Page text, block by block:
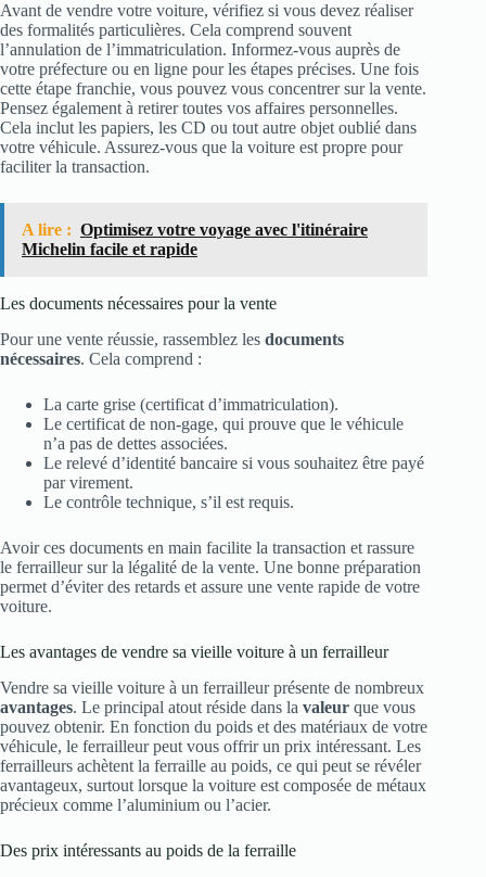
Avant de vendre votre voiture, vérifiez si vous devez réaliser
des formalités particulières. Cela comprend souvent
l’annulation de l’immatriculation. Informez-vous auprès de
votre préfecture ou en ligne pour les étapes précises. Une fois
cette étape franchie, vous pouvez vous concentrer sur la vente.
Pensez également à retirer toutes vos affaires personnelles.
Cela inclut les papiers, les CD ou tout autre objet oublié dans
votre véhicule. Assurez-vous que la voiture est propre pour
faciliter la transaction.
A lire : Optimisez votre voyage avec l'itinéraire
Michelin facile et rapide
Les documents nécessaires pour la vente
Pour une vente réussie, rassemblez les documents
nécessaires. Cela comprend :
La carte grise (certificat d’immatriculation).
Le certificat de non-gage, qui prouve que le véhicule
n’a pas de dettes associées.
Le relevé d’identité bancaire si vous souhaitez être payé
par virement.
Le contrôle technique, s’il est requis.
Avoir ces documents en main facilite la transaction et rassure
le ferrailleur sur la légalité de la vente. Une bonne préparation
permet d’éviter des retards et assure une vente rapide de votre
voiture.
Les avantages de vendre sa vieille voiture à un ferrailleur
Vendre sa vieille voiture à un ferrailleur présente de nombreux
avantages. Le principal atout réside dans la valeur que vous
pouvez obtenir. En fonction du poids et des matériaux de votre
véhicule, le ferrailleur peut vous offrir un prix intéressant. Les
ferrailleurs achètent la ferraille au poids, ce qui peut se révéler
avantageux, surtout lorsque la voiture est composée de métaux
précieux comme l’aluminium ou l’acier.
Des prix intéressants au poids de la ferraille